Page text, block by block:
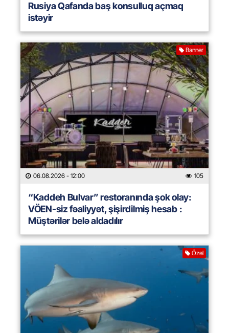
Rusiya Qafanda baş konsulluq açmaq
istəyir
Banner
06.08.2026 - 12:00 105
“Kaddeh Bulvar” restoranında şok olay:
VÖEN-siz fəaliyyət, şişirdilmiş hesab :
Müştərilər belə aldadılır
Özəl